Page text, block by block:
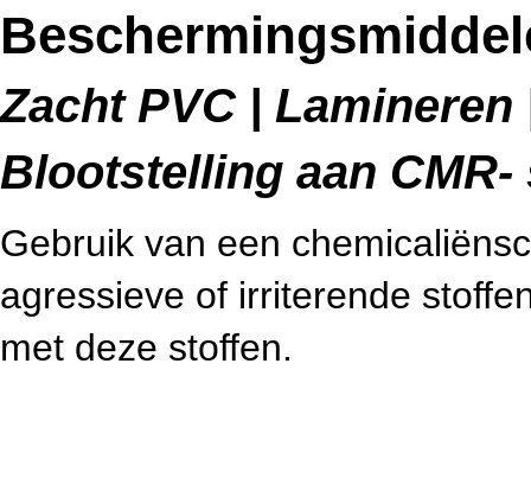
Zacht PVC |
Blootstelling aan CMR-
Gebruik van een
agressieve of irriterende
met deze stoffen.